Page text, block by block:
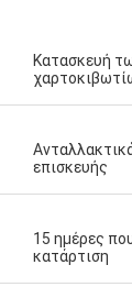
Κατασκευή
επισκευής
15 ημέρες
κατάρτιση